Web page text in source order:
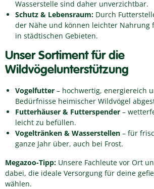
Wasserstelle sind daher unverzichtbar.
Schutz & Lebensraum: Durch
der Nähe und können leichter Nahrung
in städtischen Gebieten.
Unser Sortiment für die
Wildvögelunterstützung
Vogelfutter – hochwertig, energiereich
Bedürfnisse heimischer Wildvögel
Futterhäuser & Futterspender –
leicht zu befüllen.
Vogeltränken & Wasserstellen – für
ganze Jahr über, auch bei Frost.
Megazoo-Tipp: Unsere Fachleute vor Ort
dabei, die ideale Versorgung für deine
wählen.